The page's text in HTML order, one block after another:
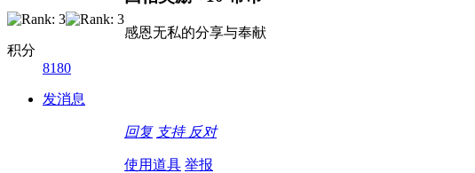
积分
8180
发消息
感恩无私的分享与奉献
回复 支持 反对
使用道具 举报